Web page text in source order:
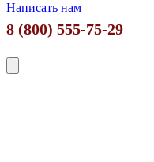
Написать нам
8 (800) 555-75-29